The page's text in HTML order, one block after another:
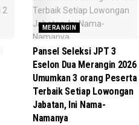
MERANGIN
Pansel Seleksi JPT 3
Eselon Dua Merangin 2026
Umumkan 3 orang Peserta
Terbaik Setiap Lowongan
Jabatan, Ini Nama-
Namanya